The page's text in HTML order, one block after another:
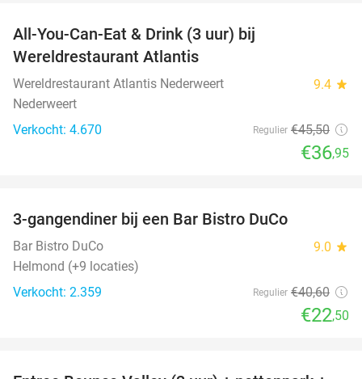
All-You-Can-Eat & Drink (3 uur) bij
Wereldrestaurant Atlantis
Wereldrestaurant Atlantis Nederweert 9.4 star
Nederweert
Verkocht: 4.670
Regulier €45,50
€36,95
3-gangendiner bij een Bar Bistro DuCo
Bar Bistro DuCo 9.0 star
Helmond (+9 locaties)
Verkocht: 2.359
Regulier €40,60
€22,50